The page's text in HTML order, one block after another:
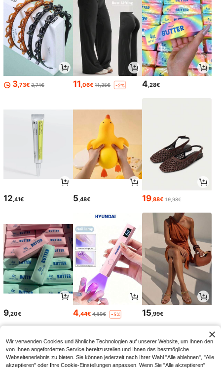
3,73€ 3,74€ 11,06€ 11,35€ -2% 4,28€
12,41€ 5,48€ 19,88€ 19,98€
9,20€ 4,44€ 4,69€ -5% 15,99€
Wir verwenden Cookies und ähnliche Technologien auf unserer Website, um Ihnen den
von Ihnen angeforderten Service bereitzustellen und Ihnen das bestmögliche
Webseitenerlebnis zu bieten. Sie können jederzeit nach Ihrer Wahl "Alle ablehnen", "Alle
akzeptieren" oder Ihre Cookie-Einstellungen anpassen. Wenn Sie "Alle akzeptieren"